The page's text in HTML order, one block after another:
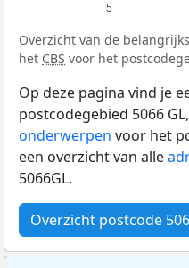
5
Overzicht van de
het CBS voor het
Op deze pagina vind je
postcodegebied 5066
onderwerpen voor het
een overzicht van alle
5066GL.
Overzicht postcode